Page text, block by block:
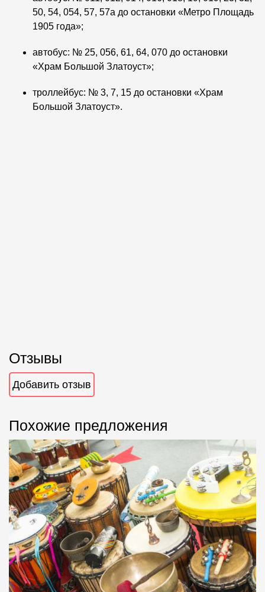
50, 54, 054, 57, 57а до остановки «Метро Площадь
1905 года»;
автобус: № 25, 056, 61, 64, 070 до остановки
«Храм Большой Златоуст»;
троллейбус: № 3, 7, 15 до остановки «Храм
Большой Златоуст».
Отзывы
Добавить отзыв
Похожие предложения